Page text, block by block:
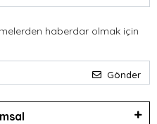
haberdar olmak için
Gönder